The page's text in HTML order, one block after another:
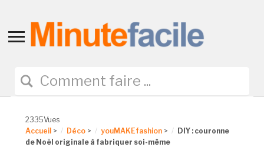
Toggle
navigation
2335Vues
Accueil > Déco > youMAKEfashion >
DIY : couronne
de Noël originale à fabriquer soi-même